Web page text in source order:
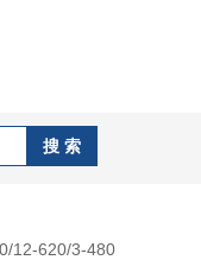
12-620/3-480